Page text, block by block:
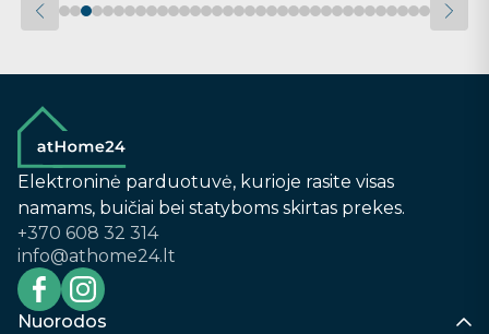
Elektroninė parduotuvė, kurioje rasite visas
namams, buičiai bei statyboms skirtas prekes.
+370 608 32 314
info@athome24.lt
Nuorodos